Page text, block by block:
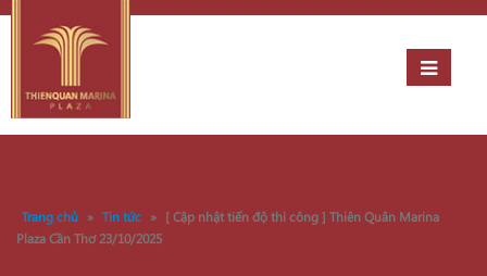
Trang chủ » Tin tức » [ Cập nhật tiến độ thi công ] Thiên Quân Marina
Plaza Cần Thơ 23/10/2025